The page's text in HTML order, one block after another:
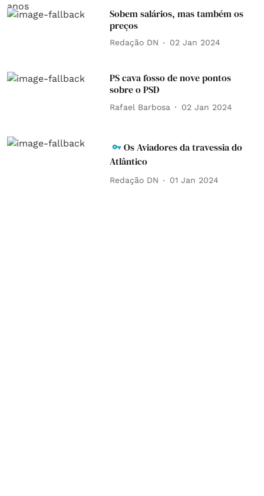
Sobem salários, mas também os
preços
Redação DN 02 Jan 2024
PS cava fosso de nove pontos
sobre o PSD
Rafael Barbosa 02 Jan 2024
Os Aviadores da travessia do
Atlântico
Redação DN 01 Jan 2024